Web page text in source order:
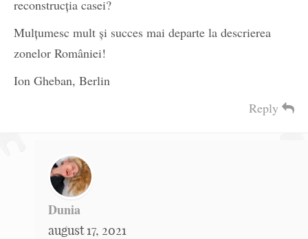
reconstrucția casei?
Mulțumesc mult și succes mai departe la descrierea
zonelor României!
Ion Gheban, Berlin
Reply
Dunia
august 17, 2021